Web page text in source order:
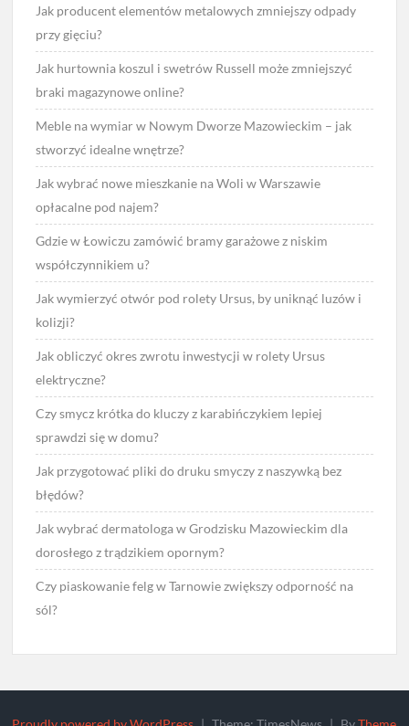
Jak producent elementów metalowych zmniejszy odpady
przy gięciu?
Jak hurtownia koszul i swetrów Russell może zmniejszyć
braki magazynowe online?
Meble na wymiar w Nowym Dworze Mazowieckim – jak
stworzyć idealne wnętrze?
Jak wybrać nowe mieszkanie na Woli w Warszawie
opłacalne pod najem?
Gdzie w Łowiczu zamówić bramy garażowe z niskim
współczynnikiem u?
Jak wymierzyć otwór pod rolety Ursus, by uniknąć luzów i
kolizji?
Jak obliczyć okres zwrotu inwestycji w rolety Ursus
elektryczne?
Czy smycz krótka do kluczy z karabińczykiem lepiej
sprawdzi się w domu?
Jak przygotować pliki do druku smyczy z naszywką bez
błędów?
Jak wybrać dermatologa w Grodzisku Mazowieckim dla
dorosłego z trądzikiem opornym?
Czy piaskowanie felg w Tarnowie zwiększy odporność na
sól?